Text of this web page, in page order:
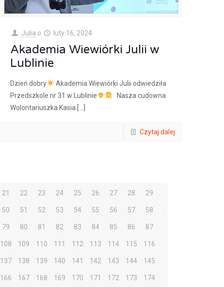
Julia o luty 16, 2024
Akademia Wiewiórki Julii w
Lublinie
Dzień dobry
Akademia Wiewiórki Julii odwiedziła
Przedszkole nr 31 w Lublinie
Nasza cudowna
Wolontariuszka Kasia
Czytaj dalej
21 22 23 24 25 26 27 28 29
50 51 52 53 54 55 56 57 58
79 80 81 82 83 84 85 86 87
108 109 110 111 112 113 114 115 116
137 138 139 140 141 142 143 144 145
166 167 168 169 170 171 172 173 174